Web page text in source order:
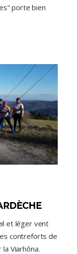
porte bien
et léger vent
contreforts de
Viarhôna.